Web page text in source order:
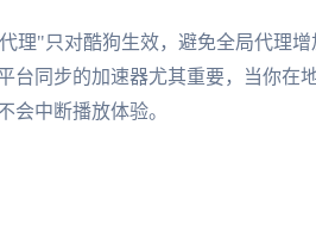
理"只对酷狗生效，避免全局代理增
台同步的加速器尤其重要，当你在
会中断播放体验。